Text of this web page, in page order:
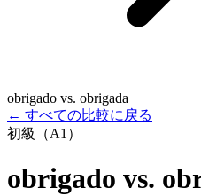
obrigado vs. obrigada
← すべての比較に戻る
初級（A1）
obrigado vs.